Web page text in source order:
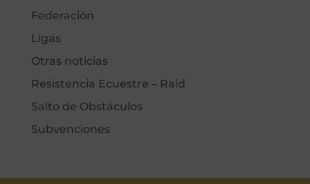
Federación
Ligas
Otras noticias
Resistencia Ecuestre – Raid
Salto de Obstáculos
Subvenciones